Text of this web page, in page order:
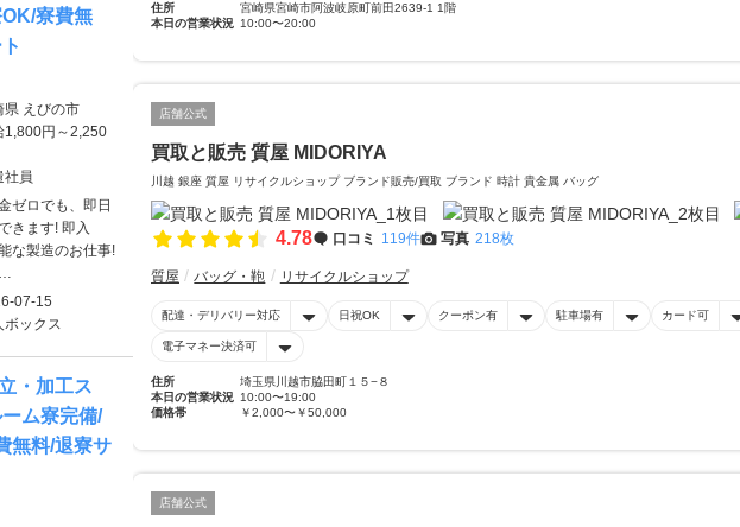
住所
宮崎県宮崎市阿波岐原町前田2639-1 1階
本日の営業状況 10:00〜20:00
店舗公式
買取と販売 質屋 MIDORIYA
川越 銀座 質屋 リサイクルショップ ブランド販売/買取 ブランド 時計 貴金属 バッグ
4.78 口コミ 119件 写真 218枚
質屋 バッグ・鞄 リサイクルショップ
配達・デリバリー対応 日祝OK クーポン有 駐車場有 カード可
電子マネー決済可
住所
埼玉県川越市脇田町１５−８
本日の営業状況 10:00〜19:00
価格帯
￥2,000〜￥50,000
店舗公式
寮費無
県 えびの市
1,800円～2,250
社員
ゼロでも、即日
きます! 即入
な製造のお仕事!
…
07-15
ボックス
・加工ス
ム寮完備/
無料/退寮サ